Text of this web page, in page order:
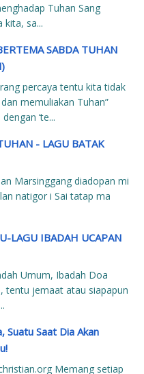
Tuhan Sang
kita, sa...
SABDA TUHAN
percaya tentu kita tidak
memuliakan Tuhan”
‘te...
- LAGU BATAK
Marsinggang diadopan mi
natigor i Sai tatap ma
LAGU IBADAH UCAPAN
Umum, Ibadah Doa
tentu jemaat atau siapapun
Suatu Saat Dia Akan
Memang setiap